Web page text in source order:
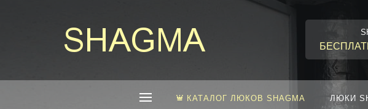
КАТАЛОГ ЛЮКОВ SHAGMA ЛЮКИ